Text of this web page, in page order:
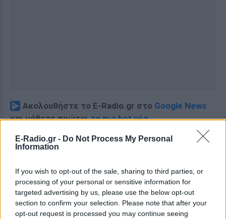
E-Radio.gr - Do Not Process My Personal
Information
If you wish to opt-out of the sale, sharing to third parties, or
processing of your personal or sensitive information for
targeted advertising by us, please use the below opt-out
section to confirm your selection. Please note that after your
opt-out request is processed you may continue seeing
Ακολουθήστε το E-Radio.gr στο Google News
και μάθετε πρώτοιτα πιο hot νέα.
Για ακόμη περισσότερανέα , μπείτε στην
Ακολουθήστε το E-Radio.gr και στο Instagram
ΔΙΑΦΗΜΙΣΗ